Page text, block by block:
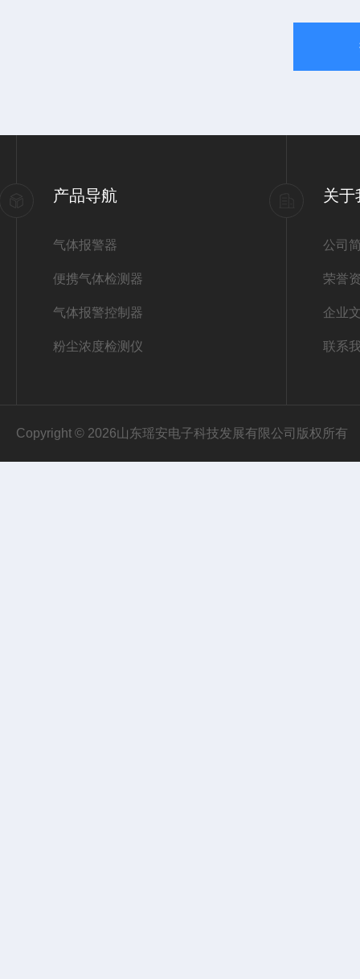
产品导航
气体报警器
便携气体检测器
气体报警控制器
粉尘浓度检测仪
关于
公司
荣誉
企业
联系
Copyright © 2026山东瑶安电子科技发展有限公司版权所有